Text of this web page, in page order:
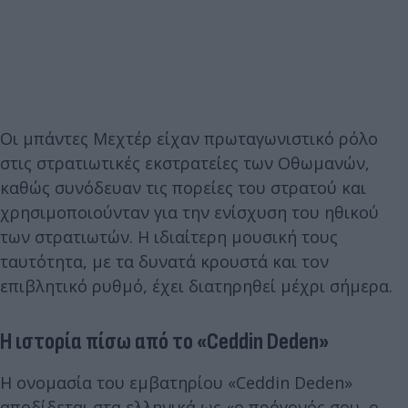
Οι μπάντες Μεχτέρ είχαν πρωταγωνιστικό ρόλο
στις στρατιωτικές εκστρατείες των Οθωμανών,
καθώς συνόδευαν τις πορείες του στρατού και
χρησιμοποιούνταν για την ενίσχυση του ηθικού
των στρατιωτών. Η ιδιαίτερη μουσική τους
ταυτότητα, με τα δυνατά κρουστά και τον
επιβλητικό ρυθμό, έχει διατηρηθεί μέχρι σήμερα.
Η ιστορία πίσω από το «Ceddin Deden»
Η ονομασία του εμβατηρίου «Ceddin Deden»